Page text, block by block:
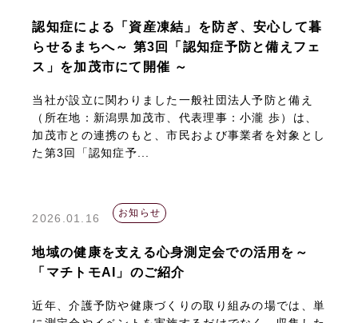
認知症による「資産凍結」を防ぎ、安心して暮
らせるまちへ～ 第3回「認知症予防と備えフェ
ス」を加茂市にて開催 ～
当社が設立に関わりました一般社団法人予防と備え
（所在地：新潟県加茂市、代表理事：小瀧 歩）は、
加茂市との連携のもと、市民および事業者を対象とし
た第3回「認知症予...
2026.01.16 お知らせ
地域の健康を支える心身測定会での活用を～
「マチトモAI」のご紹介
近年、介護予防や健康づくりの取り組みの場では、単